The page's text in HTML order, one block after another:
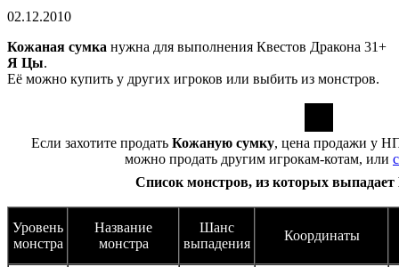
02.12.2010
Кожаная сумка нужна для выполнения Квестов Дракона 31+
Я Цы.
Её можно купить у других игроков или выбить из монстров.
Если захотите продать Кожаную сумку, цена продажи у
можно продать другим игрокам-котам, или
Список монстров, из которых
Уровень
монстра
Название
монстра
Шанс
выпадения
Координаты